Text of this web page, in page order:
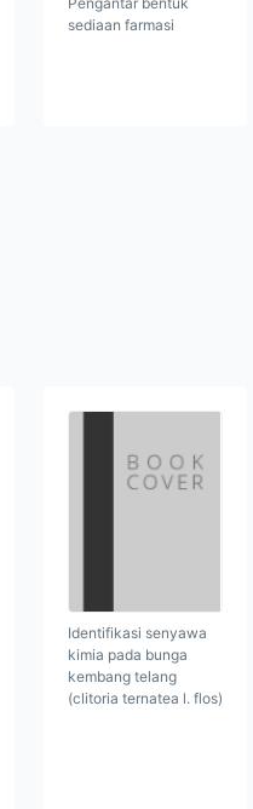
sediaan farmasi
Identifikasi senyawa
kimia pada bunga
kembang telang
(clitoria ternatea l. flos)